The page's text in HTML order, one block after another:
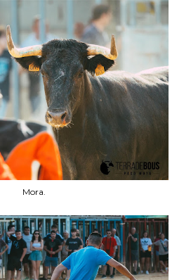
Mora.